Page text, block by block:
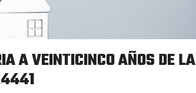
A VEINTICINCO AÑOS DE LA